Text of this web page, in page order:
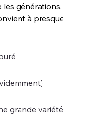
les générations.
à presque
grande variété